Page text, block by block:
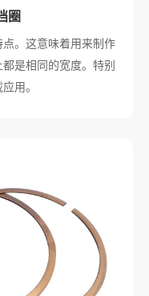
圈
。这意味着用来制作
是相同的宽度。特别
用。